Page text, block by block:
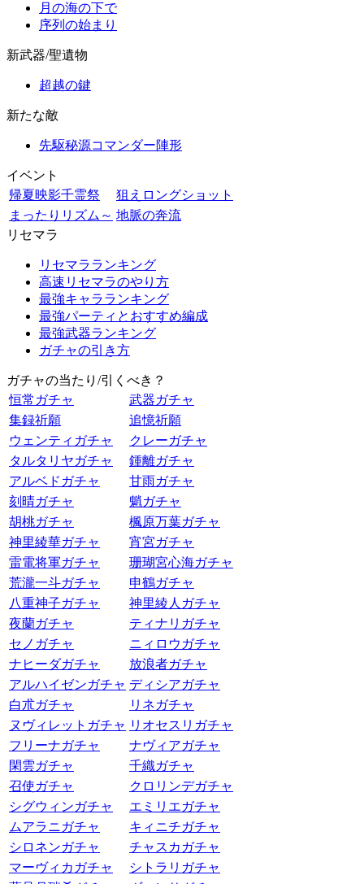
月の海の下で
序列の始まり
新武器/聖遺物
超越の鍵
新たな敵
先駆秘源コマンダー陣形
イベント
帰夏映影千霊祭
狙えロングショット
まったりリズム～ 地脈の奔流
リセマラ
リセマラランキング
高速リセマラのやり方
最強キャラランキング
最強パーティとおすすめ編成
最強武器ランキング
ガチャの引き方
ガチャの当たり/引くべき？
恒常ガチャ
武器ガチャ
集録祈願
追憶祈願
ウェンティガチャ
クレーガチャ
タルタリヤガチャ
鍾離ガチャ
アルベドガチャ
甘雨ガチャ
刻晴ガチャ
魈ガチャ
胡桃ガチャ
楓原万葉ガチャ
神里綾華ガチャ
宵宮ガチャ
雷電将軍ガチャ
珊瑚宮心海ガチャ
荒瀧一斗ガチャ
申鶴ガチャ
八重神子ガチャ
神里綾人ガチャ
夜蘭ガチャ
ティナリガチャ
セノガチャ
ニィロウガチャ
ナヒーダガチャ
放浪者ガチャ
アルハイゼンガチャ ディシアガチャ
白朮ガチャ
リネガチャ
ヌヴィレットガチャ リオセスリガチャ
フリーナガチャ
ナヴィアガチャ
閑雲ガチャ
千織ガチャ
召使ガチャ
クロリンデガチャ
シグウィンガチャ
エミリエガチャ
ムアラニガチャ
キィニチガチャ
シロネンガチャ
チャスカガチャ
マーヴィカガチャ
シトラリガチャ